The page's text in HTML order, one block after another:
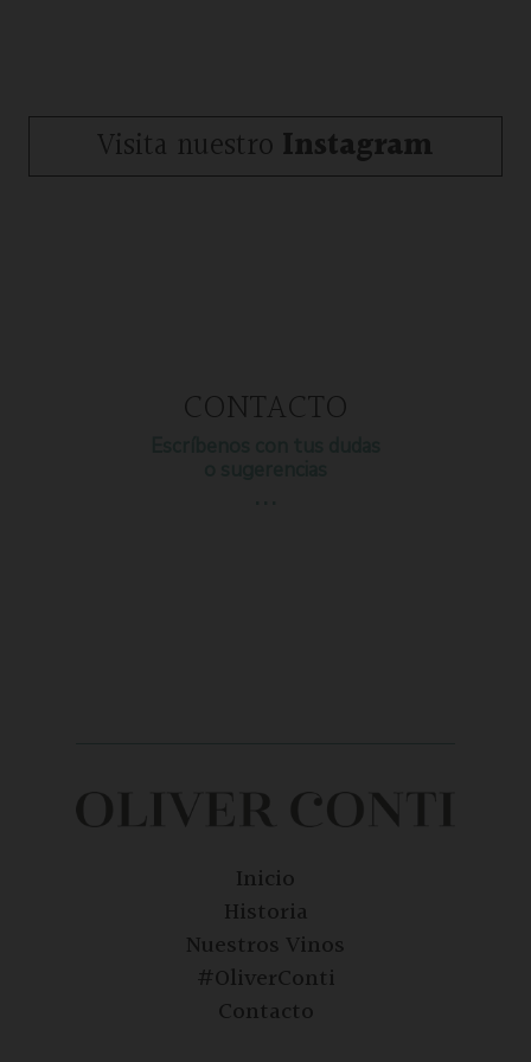
Visita nuestro Instagram
CONTACTO
Inicio
Historia
Nuestros Vinos
#OliverConti
Contacto